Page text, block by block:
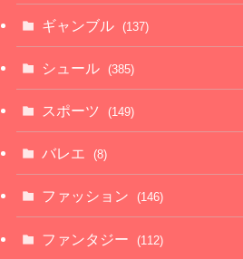
ギャンブル (137)
シュール (385)
スポーツ (149)
バレエ (8)
ファッション (146)
ファンタジー (112)